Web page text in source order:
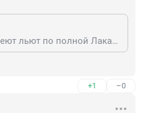
А тебе похоже не жалеют льют по полной Лакай лайка
+1 –0